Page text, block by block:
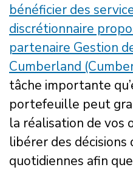
bénéficier des
discrétionnaire
partenaire Gestion
Cumberland
tâche importante
portefeuille peut
la réalisation de vos
libérer des décisions
quotidiennes afin